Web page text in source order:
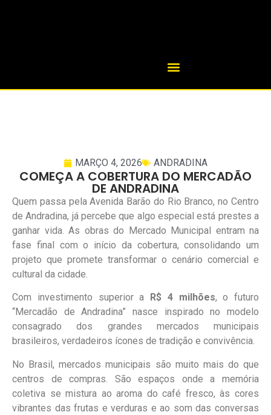
MARÇO 4, 2026 ANDRADINA
COMEÇA A COBERTURA DO MERCADÃO
DE ANDRADINA
Quem passa pela Avenida Barão do Rio Branco, no Centro
de Andradina, já percebe que algo especial está prestes a
ganhar vida. As obras do Mercado Municipal entram na
fase final com o início da cobertura, consolidando um
projeto que promete transformar o cenário comercial e
cultural da cidade.
Com investimento superior a R$ 4 milhões, o futuro
“Mercadão de Andradina” nasce inspirado no modelo
consagrado dos grandes mercados municipais
brasileiros, verdadeiros ícones de tradição e convivência.
No Brasil, mercados municipais são muito mais do que
centros de compras. São espaços onde a memória
coletiva se mistura ao aroma do café fresco, às cores
vibrantes das frutas e verduras e ao som das conversas